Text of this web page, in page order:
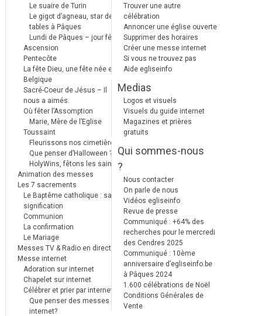
Le suaire de Turin
Le gigot d’agneau, star des
tables à Pâques
Lundi de Pâques – jour férié
Ascension
Pentecôte
La fête Dieu, une fête née en
Belgique
Sacré-Coeur de Jésus – Il
nous a aimés.
Où fêter l’Assomption
Marie, Mère de l’Eglise
Toussaint
Fleurissons nos cimetières
Que penser d’Halloween ?
HolyWins, fêtons les saints !
Animation des messes
Les 7 sacrements
Le Baptême catholique : sa
signification
Communion
La confirmation
Le Mariage
Messes TV & Radio en direct
Messe internet
Adoration sur internet
Chapelet sur internet
Célébrer et prier par internet
Que penser des messes
internet?
Trouver une autre
célébration
Annoncer une église ouverte
Supprimer des horaires
Créer une messe internet
Si vous ne trouvez pas
Aide egliseinfo
Medias
Logos et visuels
Visuels du guide internet
Magazines et prières
gratuits
Qui sommes-nous
?
Nous contacter
On parle de nous
Vidéos egliseinfo
Revue de presse
Communiqué : +64% des
recherches pour le mercredi
des Cendres 2025
Communiqué : 10ème
anniversaire d’egliseinfo.be
à Pâques 2024
1.600 célébrations de Noël
Conditions Générales de
Vente